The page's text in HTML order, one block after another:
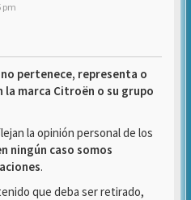
pm
no pertenece, representa o
marca Citroën o su grupo
la opinión personal de los
ningún caso somos
.
que deba ser retirado,